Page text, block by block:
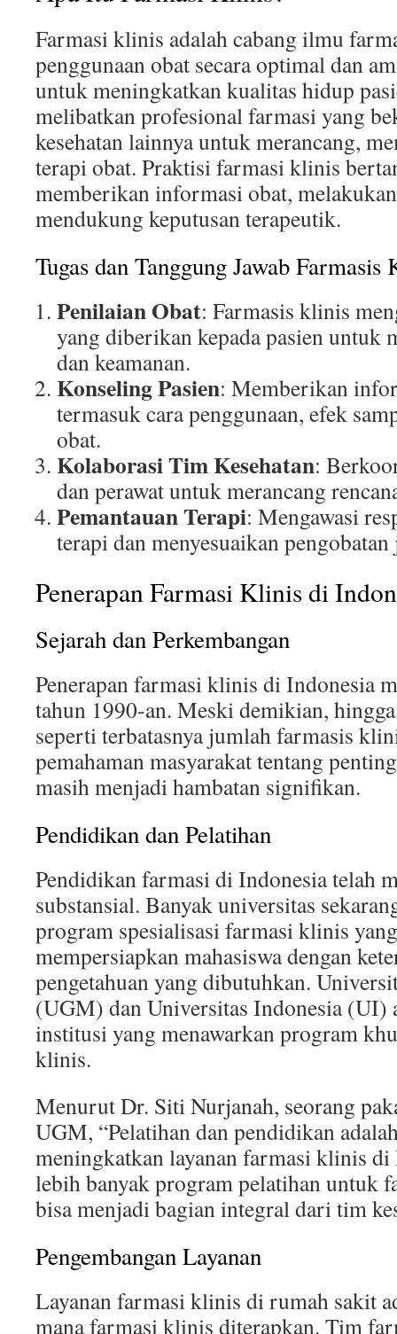
Farmasi klinis adalah cabang ilmu
penggunaan obat secara optimal dan
untuk meningkatkan kualitas hidup
melibatkan profesional farmasi yang
kesehatan lainnya untuk merancang,
terapi obat. Praktisi farmasi klinis
memberikan informasi obat,
mendukung keputusan terapeutik.
Tugas dan Tanggung Jawab Farmasis
Penilaian Obat: Farmasis klinis
yang diberikan kepada pasien untuk
dan keamanan.
Konseling Pasien: Memberikan
termasuk cara penggunaan, efek
obat.
Kolaborasi Tim Kesehatan:
dan perawat untuk merancang
Pemantauan Terapi: Mengawasi
terapi dan menyesuaikan
Penerapan Farmasi Klinis di
Sejarah dan Perkembangan
Penerapan farmasi klinis di Indonesia
tahun 1990-an. Meski demikian,
seperti terbatasnya jumlah farmasis
pemahaman masyarakat tentang
masih menjadi hambatan signifikan.
Pendidikan dan Pelatihan
Pendidikan farmasi di Indonesia telah
substansial. Banyak universitas
program spesialisasi farmasi klinis
mempersiapkan mahasiswa dengan
pengetahuan yang dibutuhkan.
(UGM) dan Universitas Indonesia (UI)
institusi yang menawarkan program
klinis.
Menurut Dr. Siti Nurjanah, seorang
UGM, “Pelatihan dan pendidikan
meningkatkan layanan farmasi klinis
lebih banyak program pelatihan untuk
bisa menjadi bagian integral dari tim
Pengembangan Layanan
Layanan farmasi klinis di rumah sakit
mana farmasi klinis diterapkan. Tim